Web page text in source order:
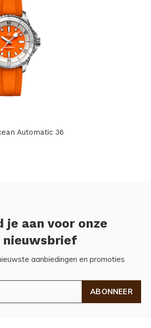
Automatic 36
je aan voor onze
nieuwsbrief
aanbiedingen en promoties
ABONNEER